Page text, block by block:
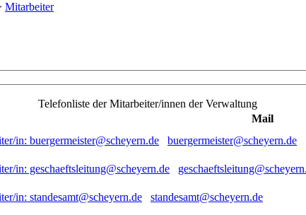
Mitarbeiter
Telefonliste der Mitarbeiter/innen der Verwaltung
Mail
buergermeister@scheyern.de
standesamt@scheyern.de